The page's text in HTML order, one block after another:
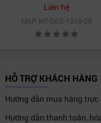
Liên hệ
MSP: MT-DGS-1210-26
HỖ TRỢ KHÁCH HÀNG
Hướng dẫn mua hàng trực
Hướng dẫn thanh toán,